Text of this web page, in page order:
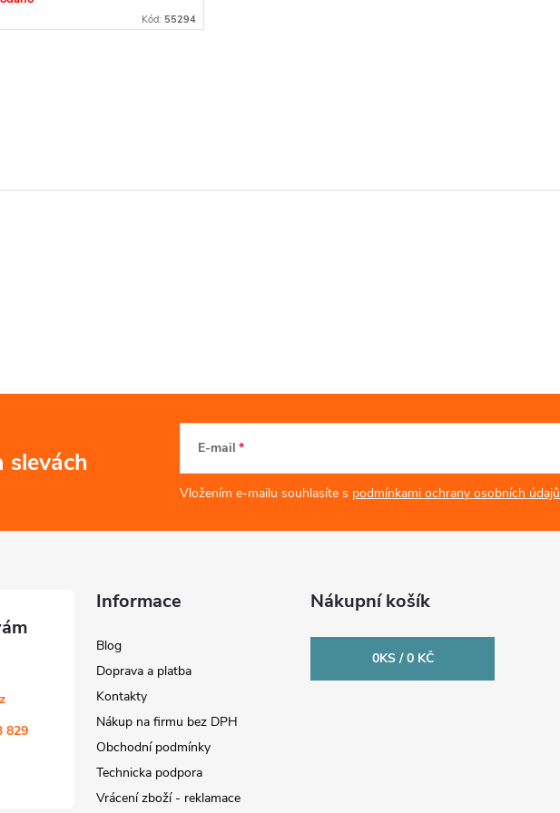
Kód: 55294
slevách E-mail
Vložením e-mailu souhlasíte s podmínkami ochrany osobních údajů
829
Informace
Blog
Doprava a platba
Kontakty
Nákup na firmu bez DPH
Obchodní podmínky
Technicka podpora
Vrácení zboží - reklamace
Nákupní košík
0KS /0 KČ